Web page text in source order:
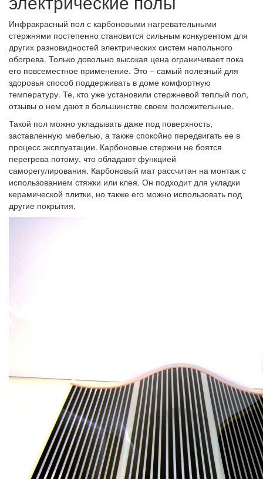
Инфракрасный пол с карбоновыми нагревательными
стержнями постепенно становится сильным конкурентом для
других разновидностей электрических систем напольного
обогрева. Только довольно высокая цена ограничивает пока
его повсеместное применение. Это – самый полезный для
здоровья способ поддерживать в доме комфортную
температуру. Те, кто уже установили стержневой теплый пол,
отзывы о нем дают в большинстве своем положительные.
Такой пол можно укладывать даже под поверхность,
заставленную мебелью, а также спокойно передвигать ее в
процесс эксплуатации. Карбоновые стержни не боятся
перегрева потому, что обладают функцией
саморегулирования. Карбоновый мат рассчитан на монтаж с
использованием стяжки или клея. Он подходит для укладки
керамической плитки, но также его можно использовать под
другие покрытия.